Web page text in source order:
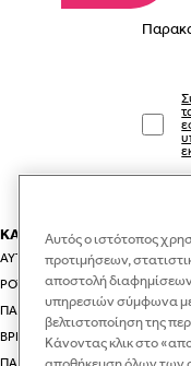
Email
ΚΑΤΗΓΟΡΙΕΣ
ΑΥΤΟΚΊΝΗΤΟ & ΤΑΞΊΔΙ
ΡΟΎΧΑ ΚΑΙ ΑΞΕΣΟΥΆΡ ΓΙΑ ΤΗ
ΠΑΙΔΙΚΆ ΡΟΎΧΑ
ΒΡΕΦΙΚΆ ΡΟΎΧΑ
Αυτός ο ιστότοπος
προτιμήσεων,
αποστολή
υπηρεσιών σύμφωνα με
βελτιστοποίηση της
Κάνοντας κλικ στο